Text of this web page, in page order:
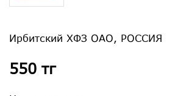
Ирбитский ХФЗ ОАО, РОССИЯ
550 тг